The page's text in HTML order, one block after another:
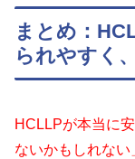
まとめ：
られやすく
HCLLPが本当に
ないかもしれな